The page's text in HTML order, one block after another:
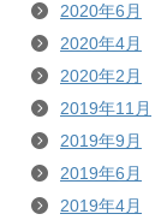
2020年6月
2020年4月
2020年2月
2019年11月
2019年9月
2019年6月
2019年4月